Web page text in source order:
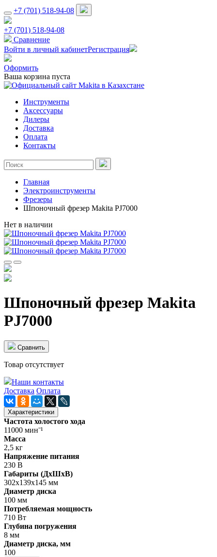
+7 (701) 518-94-08
+7 (701) 518-94-08
Сравнение
Войти в личный кабинетРегистрация
Оформить
Ваша корзина пуста
Инструменты
Аксессуары
Дилеры
Доставка
Оплата
Контакты
Главная
Электроинструменты
Фрезеры
Шпоночный фрезер Makita PJ7000
Нет в наличии
Шпоночный фрезер Makita
PJ7000
Cравнить
Товар отсутствует
Наши контакты
Доставка Оплата
Характеристики
Частота холостого хода
11000 минˉ¹
Масса
2,5 кг
Напряжение питания
230 В
Габариты (ДхШхВ)
302х139х145 мм
Диаметр диска
100 мм
Потребляемая мощность
710 Вт
Глубина погружения
8 мм
Диаметр диска, мм
100